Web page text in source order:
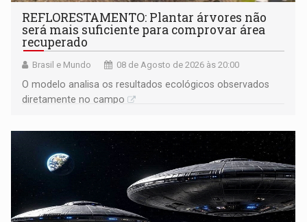
REFLORESTAMENTO: Plantar árvores não
será mais suficiente para comprovar área
recuperado
Brasil e Mundo 08 de Agosto de 2026 às 20:00
O modelo analisa os resultados ecológicos observados
diretamente no campo